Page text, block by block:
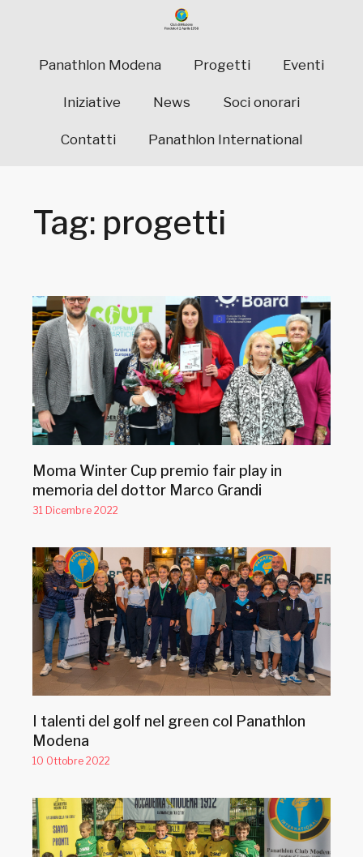
Panathlon Modena Progetti Eventi
Iniziative News Soci onorari
Contatti Panathlon International
Tag: progetti
Moma Winter Cup premio fair play in
memoria del dottor Marco Grandi
31 Dicembre 2022
I talenti del golf nel green col Panathlon
Modena
10 Ottobre 2022